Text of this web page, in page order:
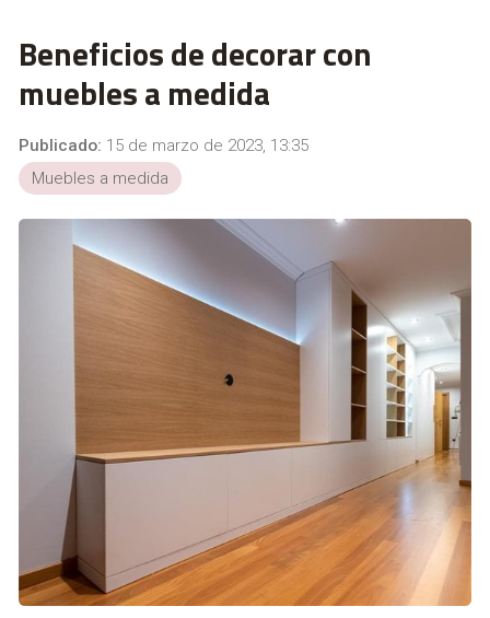
Beneficios de decorar con
muebles a medida
Publicado: 15 de marzo de 2023, 13:35
Muebles a medida